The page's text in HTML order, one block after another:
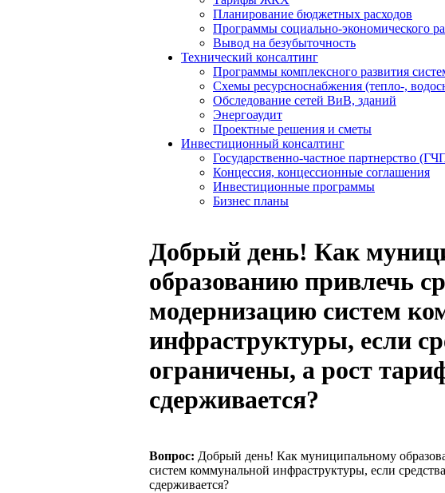
Планирование бюджетных расходов
Программы социально-экономического
Вывод на безубыточность
Технический консалтинг
Программы комплексного развития
Схемы ресурсноснабжения (тепло-,
Обследование сетей ВиВ, зданий
Энергоаудит
Проектные решения и сметы
Инвестиционный консалтинг
Государственно-частное партнерство
Концессия, концессионные соглашения
Инвестиционные программы
Бизнес планы
Добрый день! Как
образованию привлечь
модернизацию систем
инфраструктуры, если
ограничены, а рост
сдерживается?
Вопрос: Добрый день! Как муниципальному
систем коммунальной инфраструктуры, если
сдерживается?